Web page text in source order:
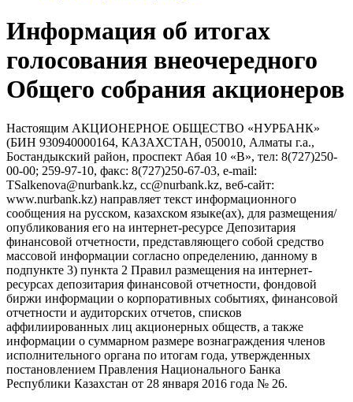
Информация об итогах
голосования внеочередного
Общего собрания акционеров
Настоящим АКЦИОНЕРНОЕ ОБЩЕСТВО «НУРБАНК»
(БИН 930940000164, КАЗАХСТАН, 050010, Алматы г.а.,
Бостандыкский район, проспект Абая 10 «В», тел: 8(727)250-
00-00; 259-97-10, факс: 8(727)250-67-03, e-mail:
TSalkenova@nurbank.kz, cc@nurbank.kz, веб-сайт:
www.nurbank.kz) направляет текст информационного
сообщения на русском, казахском языке(ах), для размещения/
опубликования его на интернет-ресурсе Депозитария
финансовой отчетности, представляющего собой средство
массовой информации согласно определению, данному в
подпункте 3) пункта 2 Правил размещения на интернет-
ресурсах депозитария финансовой отчетности, фондовой
биржи информации о корпоративных событиях, финансовой
отчетности и аудиторских отчетов, списков
аффилиированных лиц акционерных обществ, а также
информации о суммарном размере вознаграждения членов
исполнительного органа по итогам года, утвержденных
постановлением Правления Национального Банка
Республики Казахстан от 28 января 2016 года № 26.